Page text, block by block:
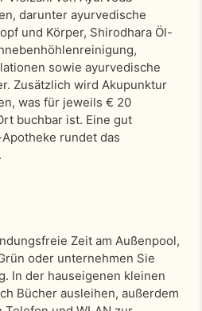
darunter ayurvedische
und Körper, Shirodhara Öl-
sowie ayurvedische
Zusätzlich wird Akupunktur
was für jeweils € 20
buchbar ist. Eine gut
rundet das
Zeit am Außenpool,
oder unternehmen Sie
In der hauseigenen kleinen
Bücher ausleihen, außerdem